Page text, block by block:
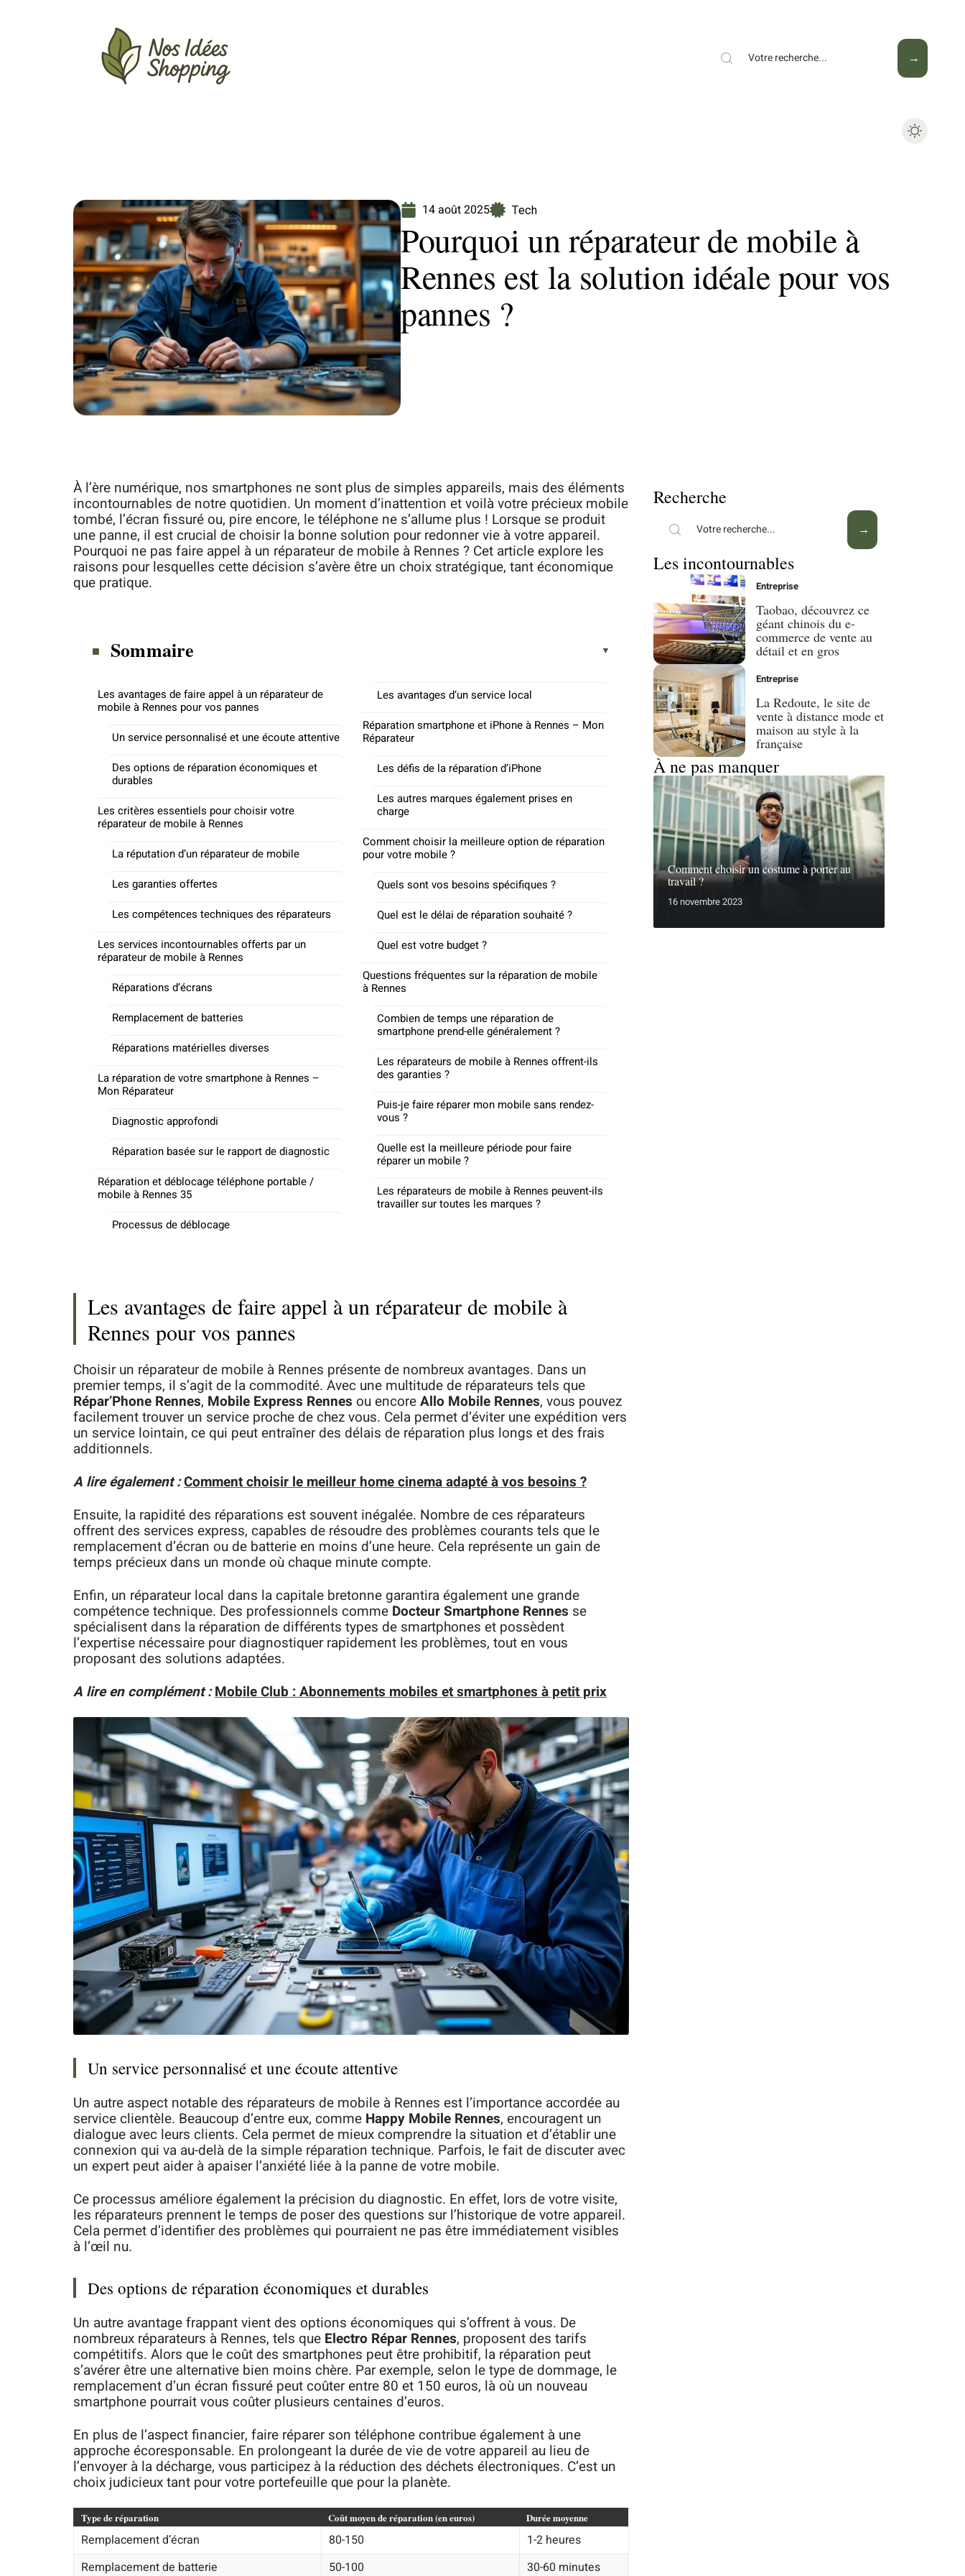
14 août 2025 Tech
Pourquoi un réparateur de mobile à
Rennes est la solution idéale pour vos
pannes ?
À l’ère numérique, nos smartphones ne sont plus de simples appareils, mais des éléments
incontournables de notre quotidien. Un moment d’inattention et voilà votre précieux mobile
tombé, l’écran fissuré ou, pire encore, le téléphone ne s’allume plus ! Lorsque se produit
une panne, il est crucial de choisir la bonne solution pour redonner vie à votre appareil.
Pourquoi ne pas faire appel à un réparateur de mobile à Rennes ? Cet article explore les
raisons pour lesquelles cette décision s’avère être un choix stratégique, tant économique
que pratique.
Sommaire
Les avantages de faire appel à un réparateur de
mobile à Rennes pour vos pannes
Un service personnalisé et une écoute attentive
Des options de réparation économiques et
durables
Les critères essentiels pour choisir votre
réparateur de mobile à Rennes
La réputation d’un réparateur de mobile
Les garanties offertes
Les compétences techniques des réparateurs
Les services incontournables offerts par un
réparateur de mobile à Rennes
Réparations d’écrans
Remplacement de batteries
Réparations matérielles diverses
La réparation de votre smartphone à Rennes –
Mon Réparateur
Diagnostic approfondi
Réparation basée sur le rapport de diagnostic
Réparation et déblocage téléphone portable /
mobile à Rennes 35
Processus de déblocage
Les avantages d’un service local
Réparation smartphone et iPhone à Rennes – Mon
Réparateur
Les défis de la réparation d’iPhone
Les autres marques également prises en
charge
Comment choisir la meilleure option de réparation
pour votre mobile ?
Quels sont vos besoins spécifiques ?
Quel est le délai de réparation souhaité ?
Quel est votre budget ?
Questions fréquentes sur la réparation de mobile
à Rennes
Combien de temps une réparation de
smartphone prend-elle généralement ?
Les réparateurs de mobile à Rennes offrent-ils
des garanties ?
Puis-je faire réparer mon mobile sans rendez-
vous ?
Quelle est la meilleure période pour faire
réparer un mobile ?
Les réparateurs de mobile à Rennes peuvent-ils
travailler sur toutes les marques ?
Les avantages de faire appel à un réparateur de mobile à
Rennes pour vos pannes
Choisir un réparateur de mobile à Rennes présente de nombreux avantages. Dans un
premier temps, il s’agit de la commodité. Avec une multitude de réparateurs tels que
Répar’Phone Rennes, Mobile Express Rennes ou encoreAllo Mobile Rennes, vous pouvez
facilement trouver un service proche de chez vous. Cela permet d’éviter une expédition vers
un service lointain, ce qui peut entraîner des délais de réparation plus longs et des frais
additionnels.
A lire également :Comment choisir le meilleur home cinema adapté à vos besoins ?
Ensuite, la rapidité des réparations est souvent inégalée. Nombre de ces réparateurs
offrent des services express, capables de résoudre des problèmes courants tels que le
remplacement d’écran ou de batterie en moins d’une heure. Cela représente un gain de
temps précieux dans un monde où chaque minute compte.
Enfin, un réparateur local dans la capitale bretonne garantira également une grande
compétence technique. Des professionnels comme Docteur Smartphone Rennes se
spécialisent dans la réparation de différents types de smartphones et possèdent
l’expertise nécessaire pour diagnostiquer rapidement les problèmes, tout en vous
proposant des solutions adaptées.
A lire en complément :Mobile Club : Abonnements mobiles et smartphones à petit prix
Un service personnalisé et une écoute attentive
Un autre aspect notable des réparateurs de mobile à Rennes est l’importance accordée au
service clientèle. Beaucoup d’entre eux, comme Happy Mobile Rennes, encouragent un
dialogue avec leurs clients. Cela permet de mieux comprendre la situation et d’établir une
connexion qui va au-delà de la simple réparation technique. Parfois, le fait de discuter avec
un expert peut aider à apaiser l’anxiété liée à la panne de votre mobile.
Ce processus améliore également la précision du diagnostic. En effet, lors de votre visite,
les réparateurs prennent le temps de poser des questions sur l’historique de votre appareil.
Cela permet d’identifier des problèmes qui pourraient ne pas être immédiatement visibles
à l’œil nu.
Des options de réparation économiques et durables
Un autre avantage frappant vient des options économiques qui s’offrent à vous. De
nombreux réparateurs à Rennes, tels que Electro Répar Rennes, proposent des tarifs
compétitifs. Alors que le coût des smartphones peut être prohibitif, la réparation peut
s’avérer être une alternative bien moins chère. Par exemple, selon le type de dommage, le
remplacement d’un écran fissuré peut coûter entre 80 et 150 euros, là où un nouveau
smartphone pourrait vous coûter plusieurs centaines d’euros.
En plus de l’aspect financier, faire réparer son téléphone contribue également à une
approche écoresponsable. En prolongeant la durée de vie de votre appareil au lieu de
l’envoyer à la décharge, vous participez à la réduction des déchets électroniques. C’est un
choix judicieux tant pour votre portefeuille que pour la planète.
Type de réparation Coût moyen de réparation (en euros) Durée moyenne
Remplacement d’écran 80-150
1-2 heures
Remplacement de batterie
50-100 30-60 minutes
Recherche
Les incontournables
Entreprise
Taobao, découvrez ce
géant chinois du e-
commerce de vente au
détail et en gros
Entreprise
La Redoute, le site de
vente à distance mode et
maison au style à la
française
À ne pas manquer
Comment choisir un costume à porter au
travail ?
16 novembre 2023